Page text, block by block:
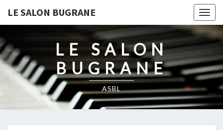
LE SALON BUGRANE
LE SALON
BUGRANE
ASBL